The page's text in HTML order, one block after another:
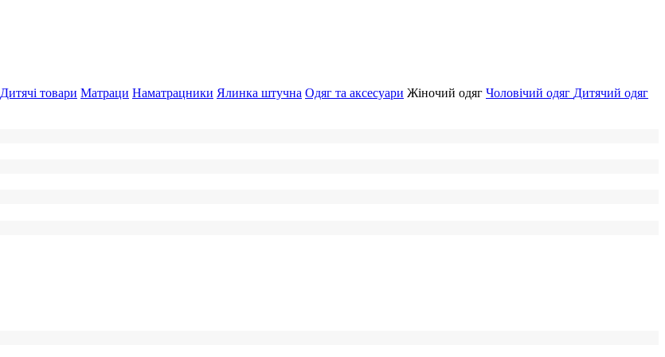
Дитячі товари Матраци Наматрацники Ялинка штучна Одяг та аксесуари Жіночий одяг Чоловічий одяг Дитячий одяг